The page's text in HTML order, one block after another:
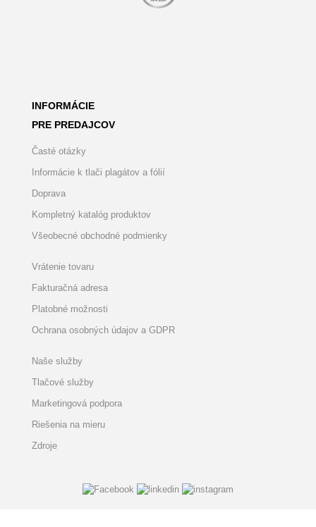
INFORMÁCIE
PRE PREDAJCOV
Časté otázky
Informácie k tlači plagátov a fólií
Doprava
Kompletný katalóg produktov
Všeobecné obchodné podmienky
Vrátenie tovaru
Fakturačná adresa
Platobné možnosti
Ochrana osobných údajov a GDPR
Naše služby
Tlačové služby
Marketingová podpora
Riešenia na mieru
Zdroje